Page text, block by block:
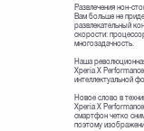
Развлечения нон-
Вам больше не
развлекательный
скорости:
многозадачность.
Наша
Xperia X
интеллектуальной
Новое слово в
Xperia X
смартфон четко
поэтому